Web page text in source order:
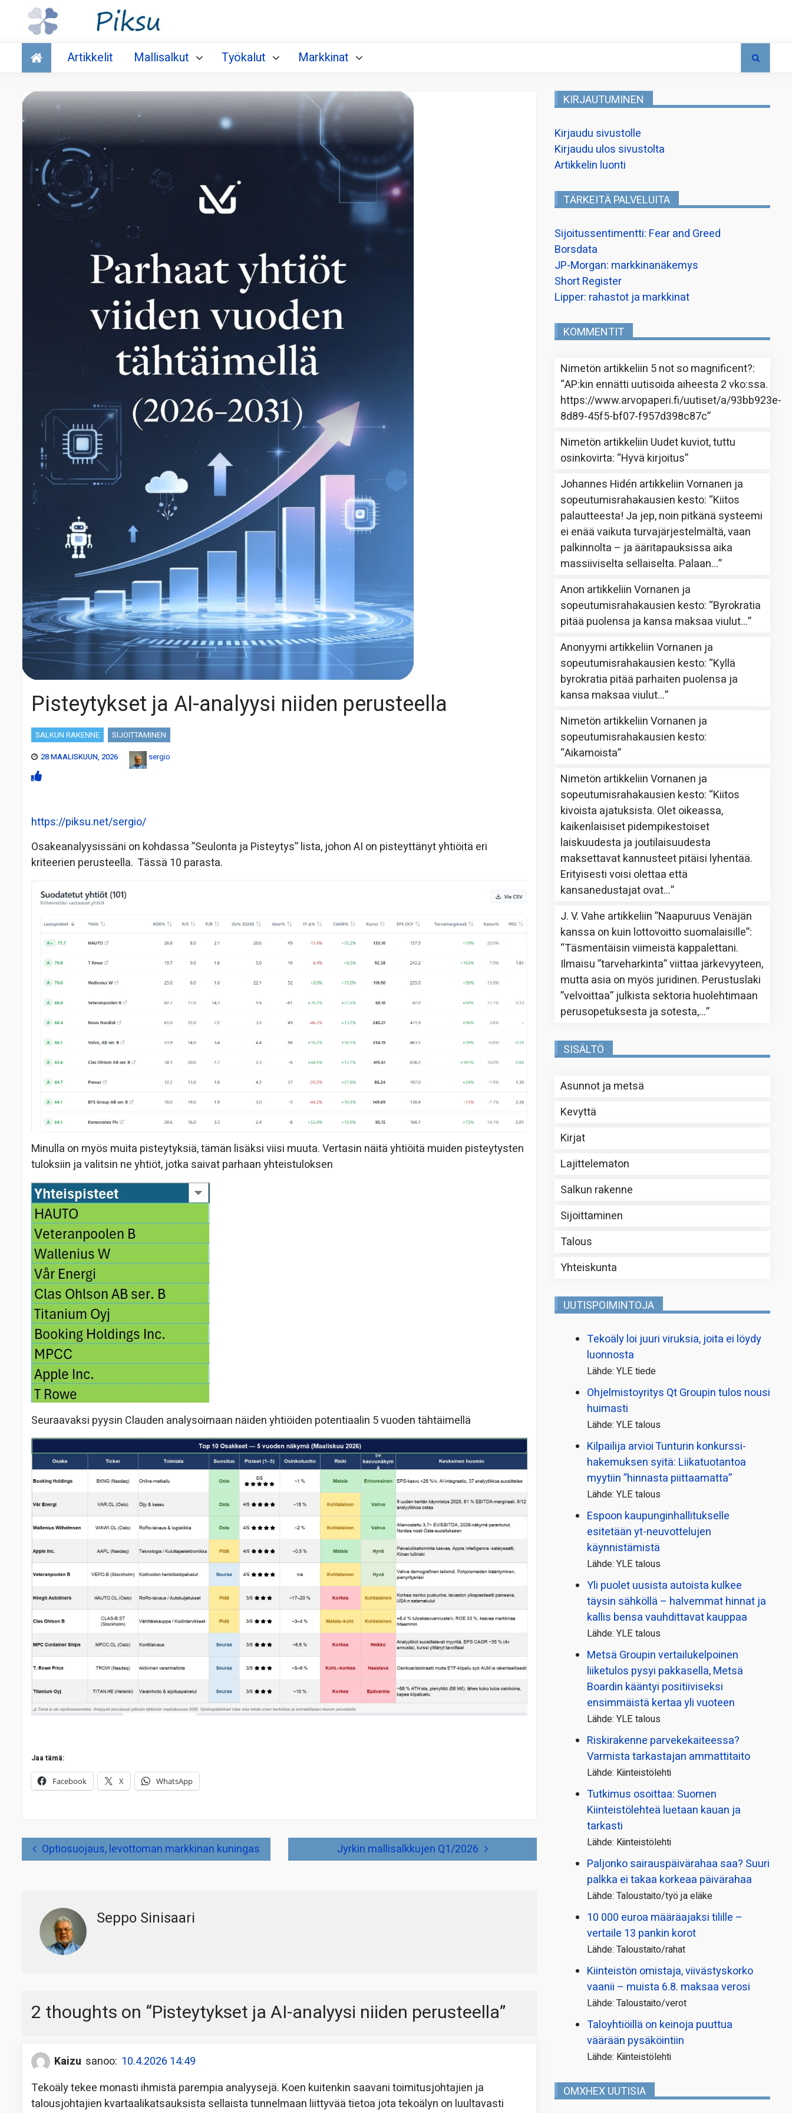
Talous
Artikkelit Mallisalkut Työkalut Markkinat
Pisteytykset ja AI-analyysi niiden perusteella
SALKUN RAKENNE
SIJOITTAMINEN
28 MAALISKUUN, 2026
sergio
https://piksu.net/sergio/
Osakeanalyysissäni on kohdassa ”Seulonta ja Pisteytys” lista, johon AI on pisteyttänyt yhtiöitä eri
kriteerien perusteella. Tässä 10 parasta.
Minulla on myös muita pisteytyksiä, tämän lisäksi viisi muuta. Vertasin näitä yhtiöitä muiden pisteytysten
tuloksiin ja valitsin ne yhtiöt, jotka saivat parhaan yhteistuloksen
Seuraavaksi pyysin Clauden analysoimaan näiden yhtiöiden potentiaalin 5 vuoden tähtäimellä
Jaa tämä:
Facebook X WhatsApp
Artikkelien
selausOptiosuojaus, levottoman markkinan kuningas Jyrkin mallisalkkujen Q1/2026
Seppo Sinisaari
2 thoughts on “Pisteytykset ja AI-analyysi niiden perusteella”
Kaizu sanoo: 10.4.2026 14:49
Tekoäly tekee monasti ihmistä parempia analyysejä. Koen kuitenkin saavani toimitusjohtajien ja
talousjohtajien kvartaalikatsauksista sellaista tunnelmaan liittyvää tietoa jota tekoälyn on luultavasti
KIRJAUTUMINEN
Kirjaudu sivustolle
Kirjaudu ulos sivustolta
Artikkelin luonti
TÄRKEITÄ PALVELUITA
Sijoitussentimentti: Fear and Greed
Borsdata
JP-Morgan: markkinanäkemys
Short Register
Lipper: rahastot ja markkinat
KOMMENTIT
Nimetön artikkeliin 5 not so magnificent?:
“AP:kin ennätti uutisoida aiheesta 2 vko:ssa.
https://www.arvopaperi.fi/uutiset/a/93bb923e-
8d89-45f5-bf07-f957d398c87c”
Nimetön artikkeliin Uudet kuviot, tuttu
osinkovirta: “Hyvä kirjoitus”
Johannes Hidén artikkeliinVornanen ja
sopeutumisrahakausien kesto: “Kiitos
palautteesta! Ja jep, noin pitkänä systeemi
ei enää vaikuta turvajärjestelmältä, vaan
palkinnolta – ja ääritapauksissa aika
massiiviselta sellaiselta. Palaan…”
Anon artikkeliinVornanen ja
sopeutumisrahakausien kesto: “Byrokratia
pitää puolensa ja kansa maksaa viulut…”
Anonyymi artikkeliinVornanen ja
sopeutumisrahakausien kesto: “Kyllä
byrokratia pitää parhaiten puolensa ja
kansa maksaa viulut…”
Nimetön artikkeliinVornanen ja
sopeutumisrahakausien kesto:
“Aikamoista”
Nimetön artikkeliinVornanen ja
sopeutumisrahakausien kesto: “Kiitos
kivoista ajatuksista. Olet oikeassa,
kaikenlaisiset pidempikestoiset
laiskuudesta ja joutilaisuudesta
maksettavat kannusteet pitäisi lyhentää.
Erityisesti voisi olettaa että
kansanedustajat ovat…”
J. V. Vahe artikkeliin”Naapuruus Venäjän
kanssa on kuin lottovoitto suomalaisille”:
“Täsmentäisin viimeistä kappalettani.
Ilmaisu ”tarveharkinta” viittaa järkevyyteen,
mutta asia on myös juridinen. Perustuslaki
”velvoittaa” julkista sektoria huolehtimaan
perusopetuksesta ja sotesta,…”
SISÄLTÖ
Asunnot ja metsä
Kevyttä
Kirjat
Lajittelematon
Salkun rakenne
Sijoittaminen
Talous
Yhteiskunta
UUTISPOIMINTOJA
Tekoäly loi juuri viruksia, joita ei löydy
luonnosta
Lähde: YLE tiede
Ohjelmistoyritys Qt Groupin tulos nousi
huimasti
Lähde: YLE talous
Kilpailija arvioi Tunturin konkurssi­
hakemuksen syitä: Liikatuotantoa
myytiin ”hinnasta piittaamatta”
Lähde: YLE talous
Espoon kaupungin­hallitukselle
esitetään yt-neuvottelujen
käynnistämistä
Lähde: YLE talous
Yli puolet uusista autoista kulkee
täysin sähköllä – halvemmat hinnat ja
kallis bensa vauhdittavat kauppaa
Lähde: YLE talous
Metsä Groupin vertailu­kelpoinen
liiketulos pysyi pakkasella, Metsä
Boardin kääntyi positiiviseksi
ensimmäistä kertaa yli vuoteen
Lähde: YLE talous
Riskirakenne parvekekaiteessa?
Varmista tarkastajan ammattitaito
Lähde: Kiinteistölehti
Tutkimus osoittaa: Suomen
Kiinteistölehteä luetaan kauan ja
tarkasti
Lähde: Kiinteistölehti
Paljonko sairauspäivä­rahaa saa? Suuri
palkka ei takaa korkeaa päivärahaa
Lähde: Taloustaito/työ ja eläke
10 000 euroa määräajaksi tilille –
vertaile 13 pankin korot
Lähde: Taloustaito/rahat
Kiinteistön omistaja, viivästyskorko
vaanii – muista 6.8. maksaa verosi
Lähde: Taloustaito/verot
Taloyhtiöillä on keinoja puuttua
väärään pysäköintiin
Lähde: Kiinteistölehti
OMXHEX UUTISIA